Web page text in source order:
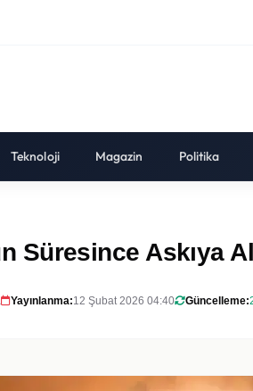
Teknoloji Magazin Politika
Süresince Askıya
Yayınlanma:12 Şubat 2026 04:40 Güncelleme: